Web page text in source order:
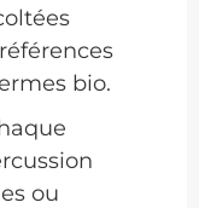
bio.
ou